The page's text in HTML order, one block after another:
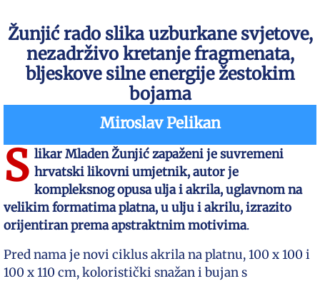
Žunjić rado slika uzburkane svjetove,
nezadrživo kretanje fragmenata,
bljeskove silne energije žestokim
bojama
Miroslav Pelikan
S likar Mladen Žunjić zapaženi je suvremeni
hrvatski likovni umjetnik, autor je
kompleksnog opusa ulja i akrila, uglavnom na
velikim formatima platna, u ulju i akrilu, izrazito
orijentiran prema apstraktnim motivima.
Pred nama je novi ciklus akrila na platnu, 100 x 100 i
100 x 110 cm, koloristički snažan i bujan s